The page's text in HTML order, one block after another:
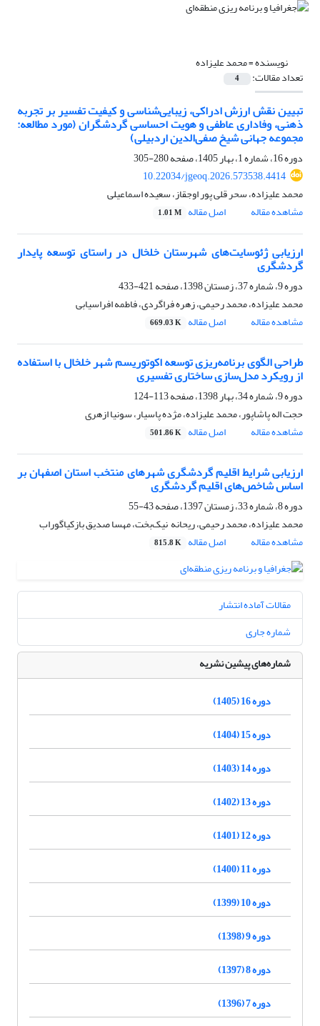
نویسنده =محمد علیزاده
تعداد مقالات: 4
تبیین نقش ارزش ادراکی، زیبایی‌شناسی و کیفیت تفسیر بر تجربه
ذهنی، وفاداری عاطفی و هویت احساسی گردشگران (مورد مطالعه:
مجموعه جهانی شیخ صفی‌الدین اردبیلی)
دوره 16، شماره 1، بهار 1405، صفحه
280-305
10.22034/jgeoq.2026.573538.4414
محمد علیزاده، سحر قلی پور اوجقاز، سعیده اسماعیلی
مشاهده مقاله
اصل مقاله 1.01 M
ارزیابی ژئوسایت‌های شهرستان خلخال در راستای توسعه پایدار
گردشگری
دوره 9، شماره 37، زمستان 1398، صفحه
421-433
محمد علیزاده، محمد رحیمی، زهره فراگردی، فاطمه افراسیابی
مشاهده مقاله
اصل مقاله 669.03 K
طراحی الگوی برنامه‌ریزی توسعه اکوتوریسم شهر خلخال با استفاده
از رویکرد مدل‌سازی ساختاری ‌تفسیری
دوره 9، شماره 34، بهار 1398، صفحه
113-124
حجت اله پاشاپور، محمد علیزاده، مژده پاسیار، سونیا ازهری
مشاهده مقاله
اصل مقاله 501.86 K
ارزیابی شرایط اقلیم گردشگری شهرهای منتخب استان اصفهان بر
اساس شاخص‌های اقلیم گردشگری
دوره 8، شماره 33، زمستان 1397، صفحه
43-55
محمد علیزاده، محمد رحیمی، ریحانه ‌ نیک‌بخت، مهسا صدیق بازکیاگوراب
مشاهده مقاله
اصل مقاله 815.8 K
مقالات آماده انتشار
شماره جاری
شماره‌های پیشین نشریه
دوره 16 (1405)
دوره 15 (1404)
دوره 14 (1403)
دوره 13 (1402)
دوره 12 (1401)
دوره 11 (1400)
دوره 10 (1399)
دوره 9 (1398)
دوره 8 (1397)
دوره 7 (1396)